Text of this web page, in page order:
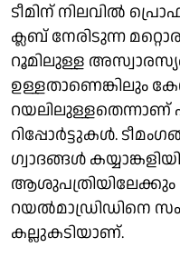
ടീമിന് നിലവില്‍
ക്ലബ് നേരിടുന്ന
റൂമിലുള്ള
ഉള്ളതാണെങ്കിലും
റിപ്പോര്‍ട്ടുകള്‍.
ഗ്വാദങ്ങൾ
ആശുപത്രിയിലേക്കും
റയൽമാഡ്രി‍ഡിനെ
കല്ലുകടിയാണ്.